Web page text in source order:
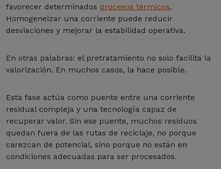
favorecer determinados procesos térmicos.
Homogeneizar una corriente puede reducir
desviaciones y mejorar la estabilidad operativa.
En otras palabras: el pretratamiento no solo facilita la
valorización. En muchos casos, la hace posible.
Esta fase actúa como puente entre una corriente
residual compleja y una tecnología capaz de
recuperar valor. Sin ese puente, muchos residuos
quedan fuera de las rutas de reciclaje, no porque
carezcan de potencial, sino porque no están en
condiciones adecuadas para ser procesados.